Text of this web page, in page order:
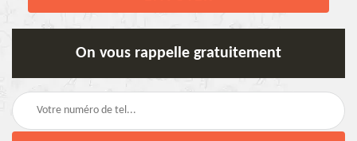
On vous rappelle gratuitement